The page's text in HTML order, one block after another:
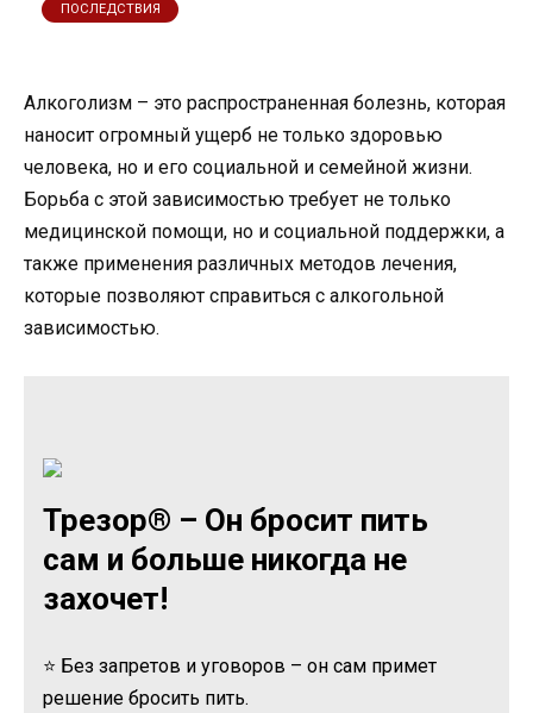
ПОСЛЕДСТВИЯ
Алкоголизм – это распространенная болезнь, которая
наносит огромный ущерб не только здоровью
человека, но и его социальной и семейной жизни.
Борьба с этой зависимостью требует не только
медицинской помощи, но и социальной поддержки, а
также применения различных методов лечения,
которые позволяют справиться с алкогольной
зависимостью.
Трезор® – Он бросит пить
сам и больше никогда не
захочет!
⭐ Без запретов и уговоров – он сам примет
решение бросить пить.